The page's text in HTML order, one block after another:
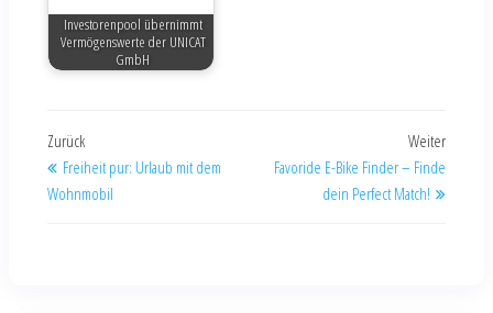
Investorenpool übernimmt
Vermögenswerte der UNICAT
GmbH
Zurück
Freiheit pur: Urlaub mit dem
Wohnmobil
Weiter
Favoride E-Bike Finder – Finde
dein Perfect Match!